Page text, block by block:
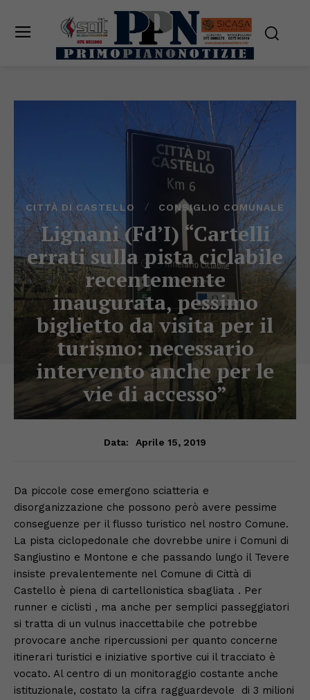
CITTÀ DI CASTELLO CONSIGLIO COMUNALE
Lignani (Fd’I) “Cartelli
errati sulla pista ciclabile
recentemente
inaugurata, pessimo
biglietto da visita per il
turismo: necessario
intervento anche per le
vie di accesso”
Data: Aprile 15, 2019
Da piccole cose emergono sciatteria e
disorganizzazione che possono però avere pessime
conseguenze per il flusso turistico nel nostro Comune.
La pista ciclopedonale che dovrebbe unire i Comuni di
Sangiustino e Montone e che passando lungo il Tevere
insiste prevalentemente nel Comune di Città di
Castello è piena di cartellonistica sbagliata . Per
runner e ciclisti , ma anche per semplici passeggiatori
si tratta di un vulnus inaccettabile che potrebbe
provocare anche ripercussioni per quanto concerne
itinerari turistici e iniziative sportive cui il tracciato è
vocato. Al centro di un monitoraggio costante anche
istituzionale, costato la cifra ragguardevole di 3 milioni